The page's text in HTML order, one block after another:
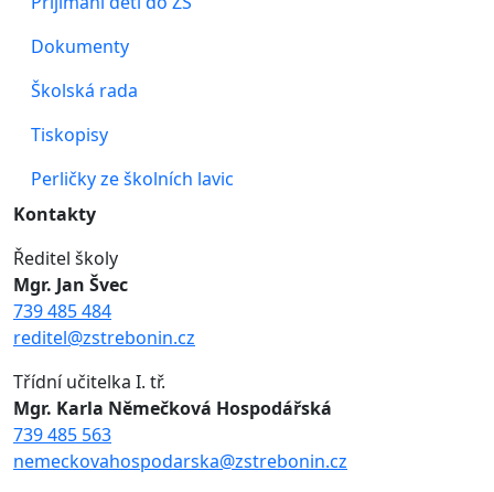
Dokumenty
Školská rada
Tiskopisy
Perličky ze školních lavic
Kontakty
Ředitel školy
Mgr. Jan Švec
739 485 484
reditel@zstrebonin.cz
Třídní učitelka I. tř.
Mgr. Karla Němečková Hospodářská
739 485 563
nemeckovahospodarska@zstrebonin.cz